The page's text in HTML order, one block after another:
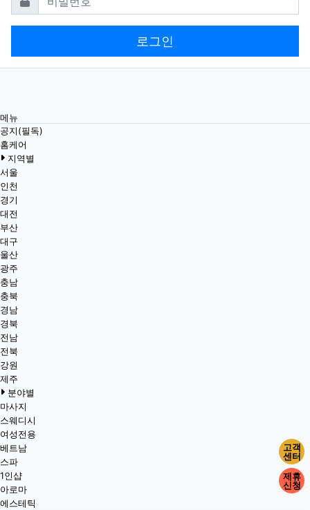
로그인
메뉴
공지(필독)
홈케어
지역별
서울
인천
경기
대전
부산
대구
울산
광주
충남
충북
경남
경북
전남
전북
강원
제주
분야별
마사지
스웨디시
여성전용
베트남
스파
1인샵
아로마
에스테틱
고객
센터
제휴
신청